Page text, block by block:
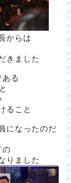
からは
きました
る
ること
になったのだ
の
りました